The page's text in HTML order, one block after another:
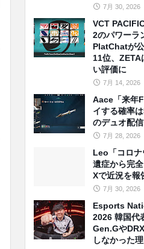
7月 30, 2026
VCT
2のパワーラ
PlatChatが
11位、ZETA
い評価に
7月 14, 2026
Aace「来年
イする確率
のデュオ配
7月 28, 2026
Leo「コロ
遺症から完全
Xで近況を報
7月 30, 2026
Esports
2026 韓国代
Gen.Gや
しなかった